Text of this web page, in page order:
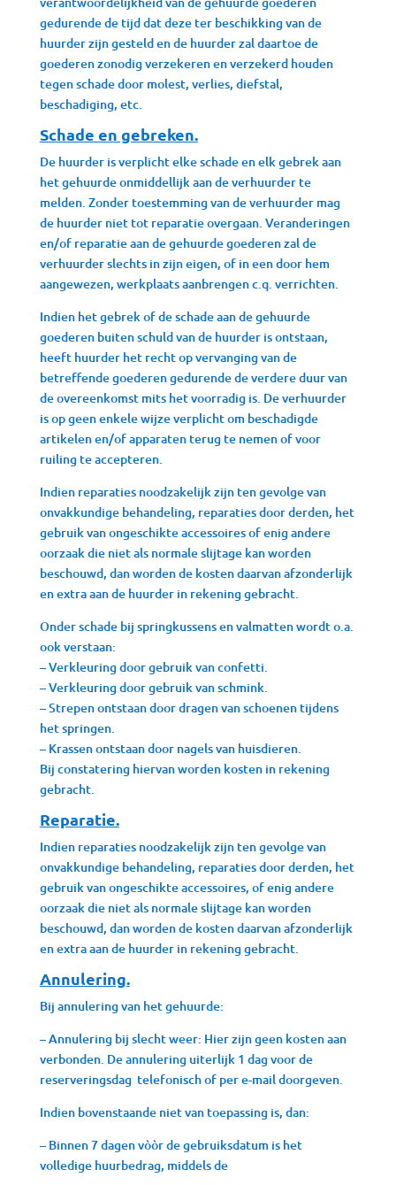
gedurende de tijd dat deze ter beschikking van de
huurder zijn gesteld en de huurder zal daartoe de
goederen zonodig verzekeren en verzekerd houden
tegen schade door molest, verlies, diefstal,
beschadiging, etc.
Schade en gebreken.
De huurder is verplicht elke schade en elk gebrek aan
het gehuurde onmiddellijk aan de verhuurder te
melden. Zonder toestemming van de verhuurder mag
de huurder niet tot reparatie overgaan. Veranderingen
en/of reparatie aan de gehuurde goederen zal de
verhuurder slechts in zijn eigen, of in een door hem
aangewezen, werkplaats aanbrengen c.q. verrichten.
Indien het gebrek of de schade aan de gehuurde
goederen buiten schuld van de huurder is ontstaan,
heeft huurder het recht op vervanging van de
betreffende goederen gedurende de verdere duur van
de overeenkomst mits het voorradig is. De verhuurder
is op geen enkele wijze verplicht om beschadigde
artikelen en/of apparaten terug te nemen of voor
ruiling te accepteren.
Indien reparaties noodzakelijk zijn ten gevolge van
onvakkundige behandeling, reparaties door derden, het
gebruik van ongeschikte accessoires of enig andere
oorzaak die niet als normale slijtage kan worden
beschouwd, dan worden de kosten daarvan afzonderlijk
en extra aan de huurder in rekening gebracht.
Onder schade bij springkussens en valmatten wordt o.a.
ook verstaan:
– Verkleuring door gebruik van confetti.
– Verkleuring door gebruik van schmink.
– Strepen ontstaan door dragen van schoenen tijdens
het springen.
– Krassen ontstaan door nagels van huisdieren.
Bij constatering hiervan worden kosten in rekening
gebracht.
Reparatie.
Indien reparaties noodzakelijk zijn ten gevolge van
onvakkundige behandeling, reparaties door derden, het
gebruik van ongeschikte accessoires, of enig andere
oorzaak die niet als normale slijtage kan worden
beschouwd, dan worden de kosten daarvan afzonderlijk
en extra aan de huurder in rekening gebracht.
Annulering.
Bij annulering van het gehuurde:
– Annulering bij slecht weer: Hier zijn geen kosten aan
verbonden. De annulering uiterlijk 1 dag voor de
reserveringsdag telefonisch of per e-mail doorgeven.
Indien bovenstaande niet van toepassing is, dan:
– Binnen 7 dagen vòòr de gebruiksdatum is het
volledige huurbedrag, middels de